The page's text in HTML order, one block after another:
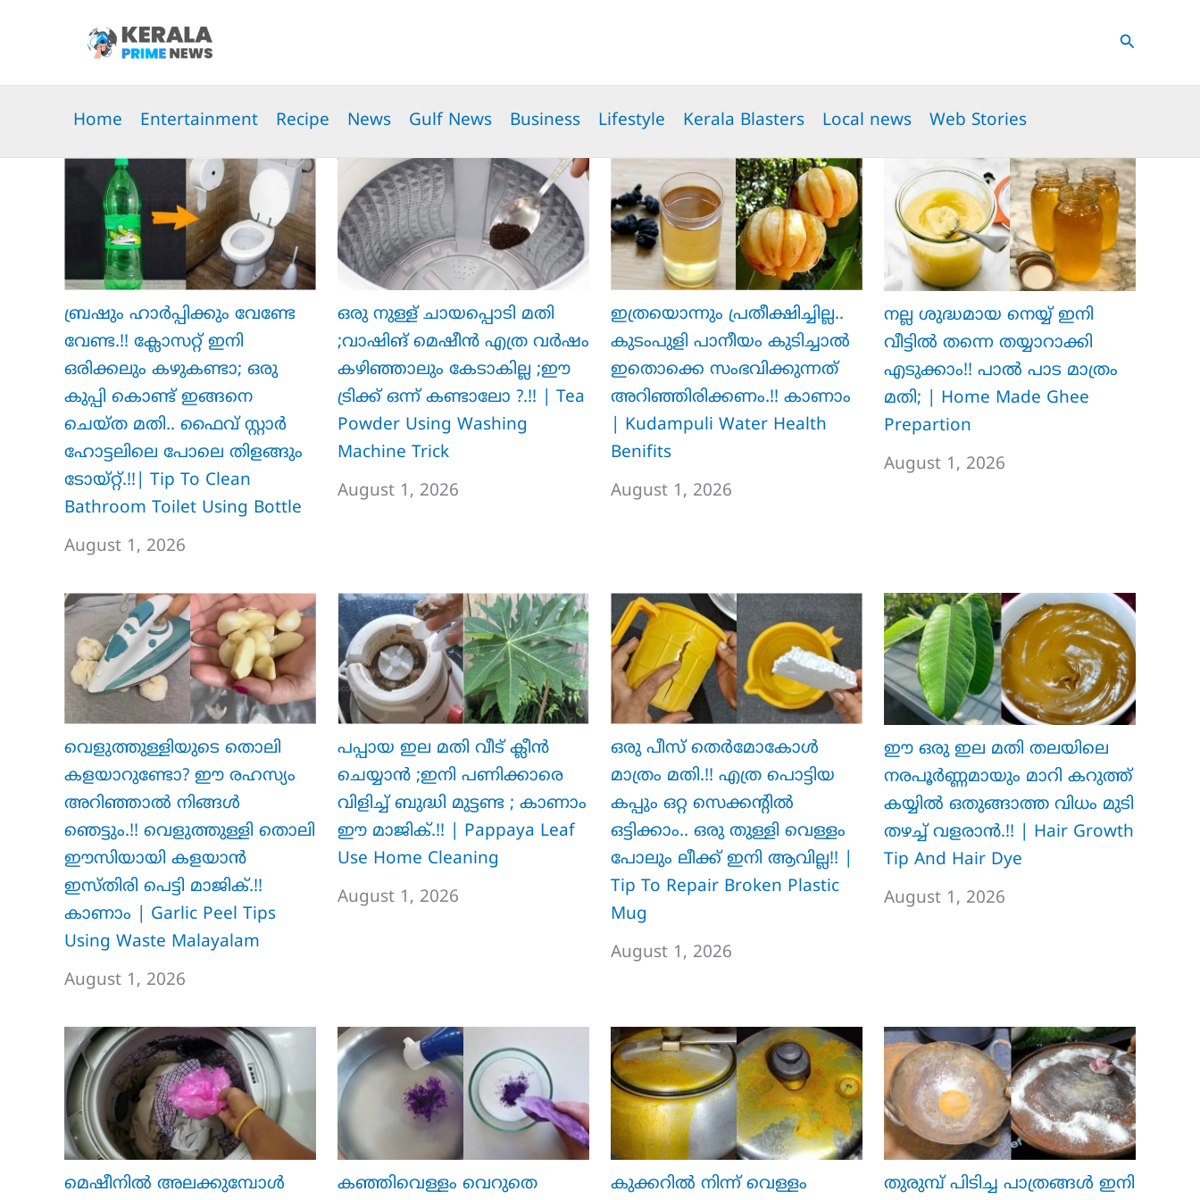
Search
Home Entertainment Recipe News Gulf News Business Lifestyle Kerala Blasters Local news Web Stories
ബ്രഷും ഹാർപ്പിക്കും വേണ്ടേ
വേണ്ട.!! ക്ലോസറ്റ് ഇനി
ഒരിക്കലും കഴുകണ്ടാ; ഒരു
കുപ്പി കൊണ്ട് ഇങ്ങനെ
ചെയ്ത മതി.. ഫൈവ് സ്റ്റാർ
ഹോട്ടലിലെ പോലെ തിളങ്ങും
ടോയ്റ്റ്.!!| Tip To Clean
Bathroom Toilet Using Bottle
August 1, 2026
ഒരു നുള്ള് ചായപ്പൊടി മതി
;വാഷിങ് മെഷീൻ എത്ര വർഷം
കഴിഞ്ഞാലും കേടാകില്ല ;ഈ
ട്രിക്ക് ഒന്ന് കണ്ടാലോ ?.!! | Tea
Powder Using Washing
Machine Trick
August 1, 2026
ഇത്രയൊന്നും പ്രതീക്ഷിച്ചില്ല..
ക‍ു‌ടംപുളി പാനീയം കുടിച്ചാൽ
ഇതൊക്കെ സംഭവിക്കുന്നത്
അറിഞ്ഞിരിക്കണം.!! കാണാം
| Kudampuli Water Health
Benifits
August 1, 2026
നല്ല ശുദ്ധമായ നെയ്യ് ഇനി
വീട്ടിൽ തന്നെ തയ്യാറാക്കി
എടുക്കാം!! പാൽ പാട മാത്രം
മതി; | Home Made Ghee
Prepartion
August 1, 2026
വെളുത്തുള്ളിയുടെ തൊലി
കളയാറുണ്ടോ? ഈ രഹസ്യം
അറിഞ്ഞാൽ നിങ്ങൾ
ഞെട്ടും.!! വെളുത്തുള്ളി തൊലി
ഈസിയായി കളയാൻ
ഇസ്തിരി പെട്ടി മാജിക്.!!
കാണാം | Garlic Peel Tips
Using Waste Malayalam
August 1, 2026
പപ്പായ ഇല മതി വീട് ക്ലീൻ
ചെയ്യാൻ ;ഇനി പണിക്കാരെ
വിളിച്ച് ബുദ്ധി മുട്ടണ്ട ; കാണാം
ഈ മാജിക്.!! | Pappaya Leaf
Use Home Cleaning
August 1, 2026
ഒരു പീസ് തെർമോകോൾ
മാത്രം മതി.!! എത്ര പൊട്ടിയ
കപ്പും ഒറ്റ സെക്കന്റിൽ
ഒട്ടിക്കാം.. ഒരു തുള്ളി വെള്ളം
പോലും ലീക്ക് ഇനി ആവില്ല!! |
Tip To Repair Broken Plastic
Mug
August 1, 2026
ഈ ഒരു ഇല മതി തലയിലെ
നരപൂർണ്ണമായും മാറി കറുത്ത്
കയ്യിൽ ഒതുങ്ങാത്ത വിധം മുടി
തഴച്ച് വളരാൻ.!! | Hair Growth
Tip And Hair Dye
August 1, 2026
മെഷീനിൽ അലക്കുമ്പോൾ കഞ്ഞിവെള്ളം വെറുതെ കുക്കറിൽ നിന്ന് വെള്ളം തുരുമ്പ് പിടിച്ച പാത്രങ്ങൾ ഇനി